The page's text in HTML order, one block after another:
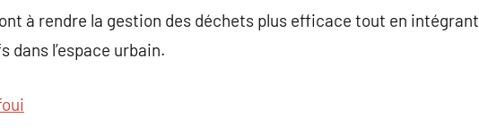
à rendre la gestion des déchets plus efficace tout en intégrant
l’espace urbain.